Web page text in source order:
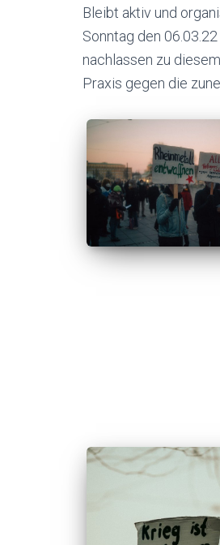
Bleibt aktiv und
Sonntag den
nachlassen zu
Praxis gegen die